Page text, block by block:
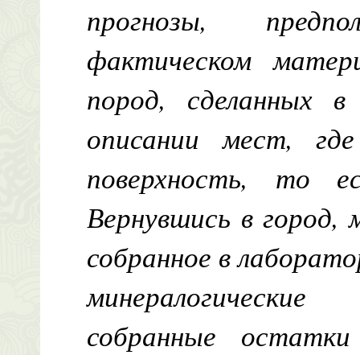
прогнозы,
фактическом
пород, сделанных
описании мест,
поверхность, то
Вернувшись в город,
собранное в
собранные